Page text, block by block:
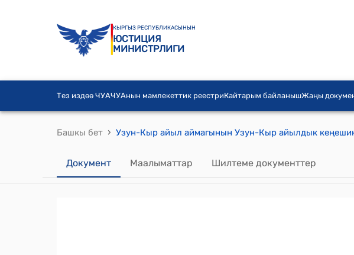
КЫРГЫЗ РЕСПУБЛИКАСЫНЫН
ЮСТИЦИЯ
МИНИСТРЛИГИ
Тез издөө ЧУАЧУАнын мамлекеттик реестриКайтарым байланышЖаңы
Башкы бет ›
Документ Маалыматтар Шилтеме документтер